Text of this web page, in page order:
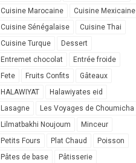
Cuisine Marocaine
Cuisine Mexicaine
Cuisine Sénégalaise
Cuisine Thai
Cuisine Turque
Dessert
Entremet chocolat
Entrée froide
Fete
Fruits Confits
Gâteaux
HALAWIYAT
Halawiyates eid
Lasagne
Les Voyages de Choumicha
Lilmatbakhi Noujoum
Minceur
Petits Fours
Plat Chaud
Poisson
Pâtes de base
Pâtisserie